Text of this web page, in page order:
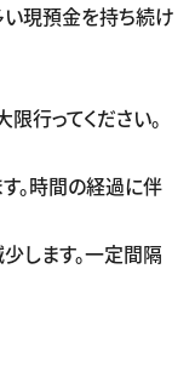
い現預金を持ち続け
行ってください。
。時間の経過に伴
します。一定間隔